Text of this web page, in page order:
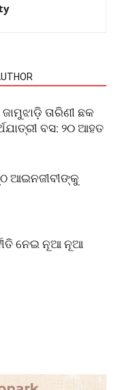
ତାରିଣୀ ଛକ
ବସ: ୨୦ ଆହତ
ଆଇନଜୀବୀଙ୍କୁ
ନେଇ ନୂଆ ନୂଆ